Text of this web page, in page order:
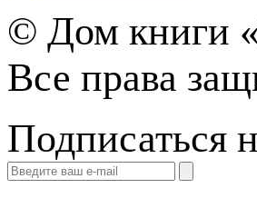
© Дом книги
Все права
Подписаться